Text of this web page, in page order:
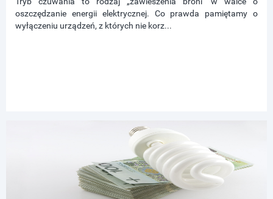
oszczędzanie energii elektrycznej. Co prawda pamiętamy o
wyłączeniu urządzeń, z których nie korz...